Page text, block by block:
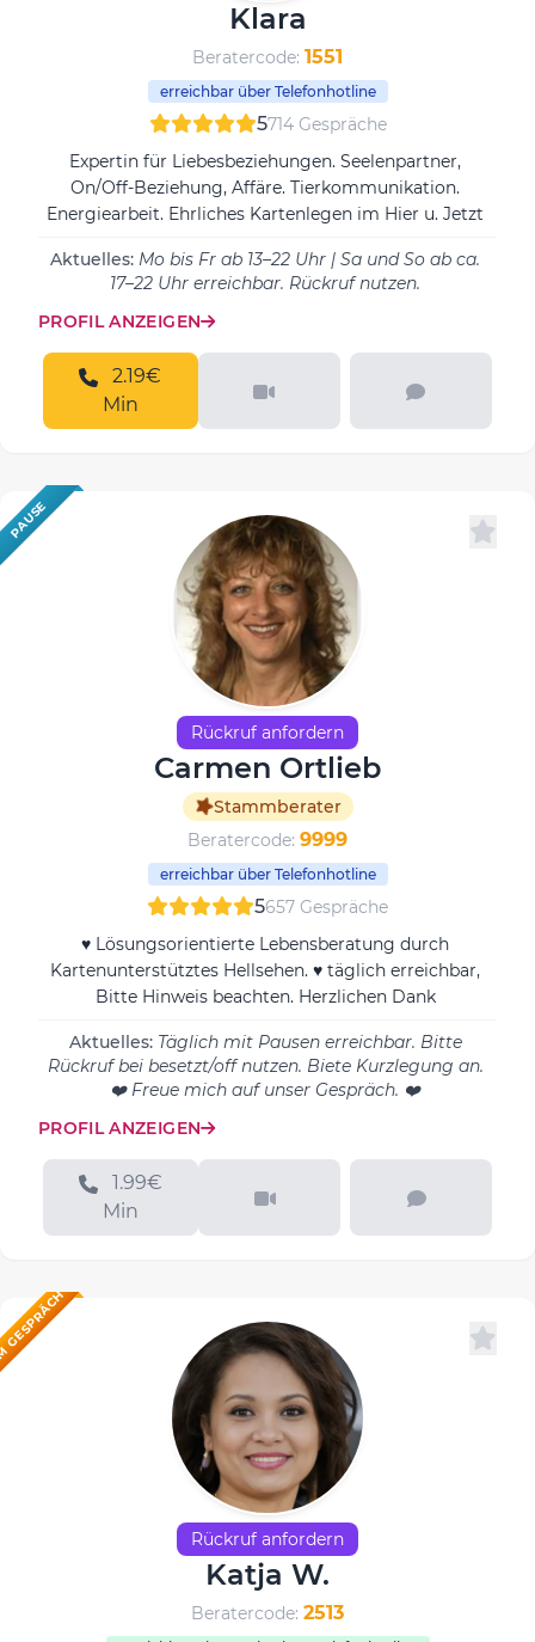
Klara
Beratercode: 1551
erreichbar über Telefonhotline
5714 Gespräche
Expertin für Liebesbeziehungen. Seelenpartner,
On/Off-Beziehung, Affäre. Tierkommunikation.
Energiearbeit. Ehrliches Kartenlegen im Hier u. Jetzt
Aktuelles: Mo bis Fr ab 13–22 Uhr | Sa und So ab ca.
17–22 Uhr erreichbar. Rückruf nutzen.
PROFIL ANZEIGEN
2.19€
Min
PAUSE
Rückruf anfordern
Carmen Ortlieb
Stammberater
Beratercode: 9999
erreichbar über Telefonhotline
5657 Gespräche
♥ Lösungsorientierte Lebensberatung durch
Kartenunterstütztes Hellsehen. ♥ täglich erreichbar,
Bitte Hinweis beachten. Herzlichen Dank
Aktuelles: Täglich mit Pausen erreichbar. Bitte
Rückruf bei besetzt/off nutzen. Biete Kurzlegung an.
❤️ Freue mich auf unser Gespräch. ❤️
PROFIL ANZEIGEN
1.99€
Min
Rückruf anfordern
Katja W.
Beratercode: 2513